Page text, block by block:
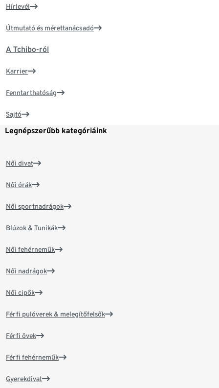
Hírlevél
Útmutató és mérettanácsadó
A Tchibo-ról
Karrier
Fenntarthatóság
Sajtó
Legnépszerűbb kategóriáink
Női divat
Női órák
Női sportnadrágok
Blúzok & Tunikák
Női fehérneműk
Női nadrágok
Női cipők
Férfi pulóverek & melegítőfelsők
Férfi övek
Férfi fehérneműk
Gyerekdivat